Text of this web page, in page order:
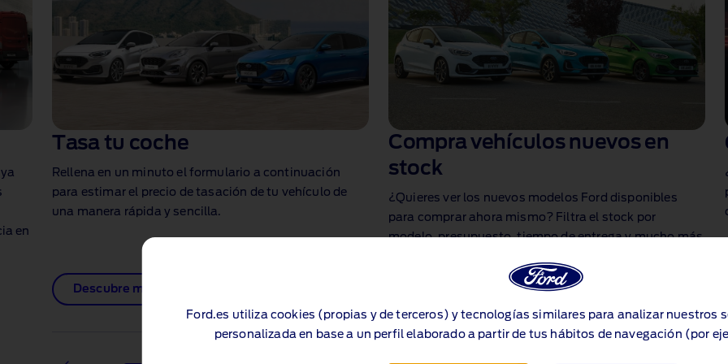
Ford.es utiliza cookies (propias y de terceros) y tecnologías similares para analizar nuestros
personalizada en base a un perfil elaborado a partir de tus hábitos de navegación (por
en
Tasa tu coche
Rellena en un minuto el formulario a continuación
para estimar el precio de tasación de tu vehículo de
una manera rápida y sencilla.
Descubre más
Compra vehículos nuevos en
stock
¿Quieres ver los nuevos modelos Ford disponibles
para comprar ahora mismo? Filtra el stock por
modelo, presupuesto, tiempo de entrega y mucho más